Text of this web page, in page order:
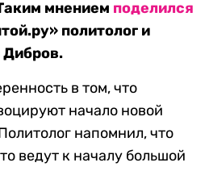
мнением поделился
политолог и
Дибров.
в том, что
начало новой
напомнил, что
ведут к началу большой